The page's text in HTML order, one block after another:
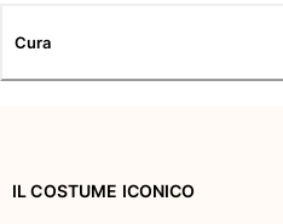
Vedi tutti i Abbigliamento
Vedi tutti i Yachting collection
Cura
IL COSTUME ICONICO